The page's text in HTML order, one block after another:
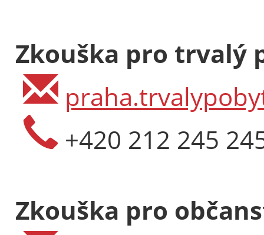
Zkouška pro trvalý
+420 212 245
Zkouška pro